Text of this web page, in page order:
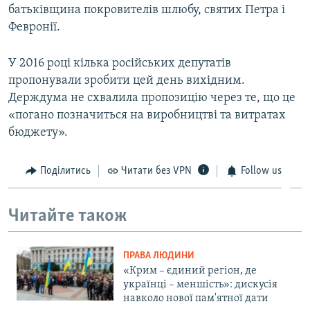
батьківщина покровителів шлюбу, святих Петра і
Февронії.
У 2016 році кілька російських депутатів
пропонували зробити цей день вихідним.
Держдума не схвалила пропозицію через те, що це
«погано позначиться на виробництві та витратах
бюджету».
Поділитись Читати без VPN Follow us
Читайте також
ПРАВА ЛЮДИНИ
«Крим – єдиний регіон, де
українці – меншість»: дискусія
навколо нової пам'ятної дати